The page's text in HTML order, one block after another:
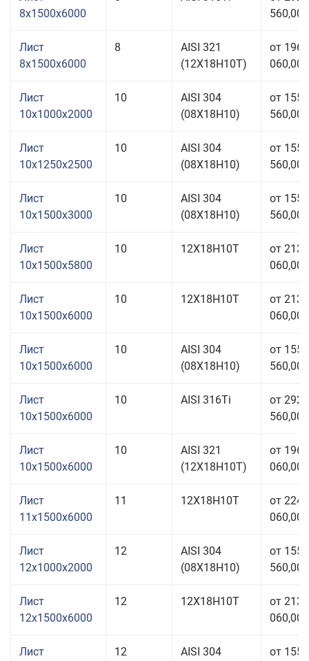
8x1500x6000
560,00
Лист
8x1500x6000
8
AISI 321
(12Х18Н10Т)
от 196
060,00
Лист
10x1000x2000
10
AISI 304
(08Х18Н10)
от 155
560,00
Лист
10x1250x2500
10
AISI 304
(08Х18Н10)
от 155
560,00
Лист
10x1500x3000
10
AISI 304
(08Х18Н10)
от 155
560,00
Лист
10x1500x5800
10 12Х18Н10Т
от 213
060,00
Лист
10x1500x6000
10 12Х18Н10Т
от 213
060,00
Лист
10x1500x6000
10
AISI 304
(08Х18Н10)
от 155
560,00
Лист
10x1500x6000
10 AISI 316Ti
от 292
560,00
Лист
10x1500x6000
10
AISI 321
(12Х18Н10Т)
от 196
060,00
Лист
11x1500x6000
11 12Х18Н10Т
от 224
060,00
Лист
12x1000x2000
12
AISI 304
(08Х18Н10)
от 155
560,00
Лист
12x1500x6000
12 12Х18Н10Т
от 213
060,00
Лист
12
AISI 304
от 155